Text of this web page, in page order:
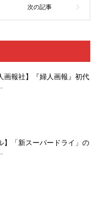
画報社】『婦人画報』初代
】「新スーパードライ」の